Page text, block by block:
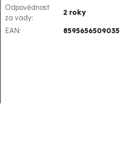
Odpovědnost
za vady:
2 roky
EAN: 8595656509035